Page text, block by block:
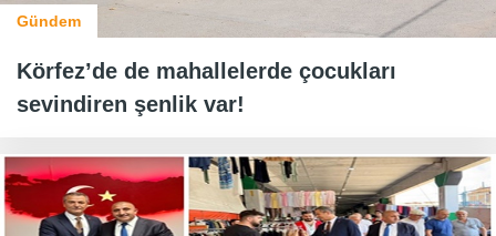
Gündem
Körfez’de de mahallelerde çocukları
sevindiren şenlik var!